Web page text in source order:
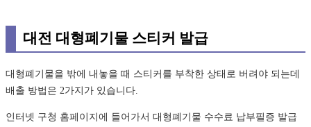
대전 대형폐기물 스티커 발급
대형폐기물을 밖에 내놓을 때 스티커를 부착한 상태로 버려야 되는데
배출 방법은 2가지가 있습니다.
인터넷 구청 홈페이지에 들어가서 대형폐기물 수수료 납부필증 발급